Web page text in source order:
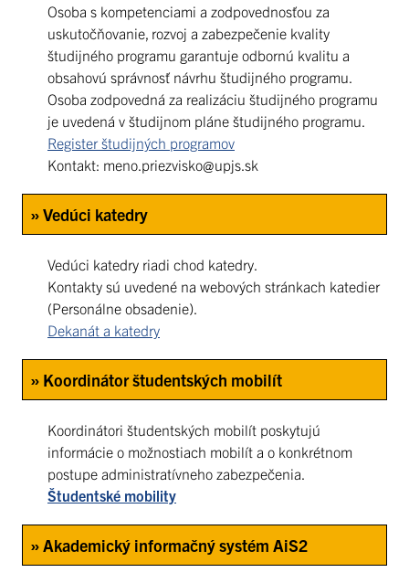
Osoba s kompetenciami a zodpovednosťou za
uskutočňovanie, rozvoj a zabezpečenie kvality
študijného programu garantuje odbornú kvalitu a
obsahovú správnosť návrhu študijného programu.
Osoba zodpovedná za realizáciu študijného programu
je uvedená v študijnom pláne študijného programu.
Register študijných programov
Kontakt: meno.priezvisko@upjs.sk
» Vedúci katedry
Vedúci katedry riadi chod katedry.
Kontakty sú uvedené na webových stránkach katedier
(Personálne obsadenie).
Dekanát a katedry
» Koordinátor študentských mobilít
Koordinátori študentských mobilít poskytujú
informácie o možnostiach mobilít a o konkrétnom
postupe administratívneho zabezpečenia.
Študentské mobility
» Akademický informačný systém AiS2